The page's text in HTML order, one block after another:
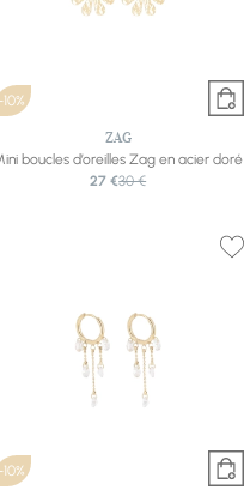
ZAG
boucles d’oreilles Zag en acier doré
27 €30 €